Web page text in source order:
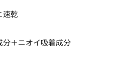
速乾
分＋ニオイ吸着成分